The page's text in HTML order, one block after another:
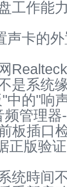
工作能
声卡的
是系统
中的"响
频管理
板插口
正版验
统時间